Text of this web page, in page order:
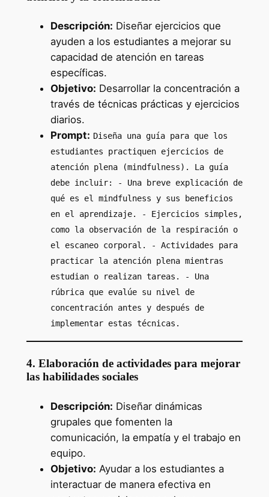
Descripción: Diseñar ejercicios que
ayuden a los estudiantes a mejorar su
capacidad de atención en tareas
específicas.
Objetivo: Desarrollar la concentración a
través de técnicas prácticas y ejercicios
diarios.
Prompt: Diseña una guía para que los
estudiantes practiquen ejercicios de
atención plena (mindfulness). La guía
debe incluir: - Una breve explicación de
qué es el mindfulness y sus beneficios
en el aprendizaje. - Ejercicios simples,
como la observación de la respiración o
el escaneo corporal. - Actividades para
practicar la atención plena mientras
estudian o realizan tareas. - Una
rúbrica que evalúe su nivel de
concentración antes y después de
implementar estas técnicas.
4. Elaboración de actividades para mejorar
las habilidades sociales
Descripción: Diseñar dinámicas
grupales que fomenten la
comunicación, la empatía y el trabajo en
equipo.
Objetivo: Ayudar a los estudiantes a
interactuar de manera efectiva en